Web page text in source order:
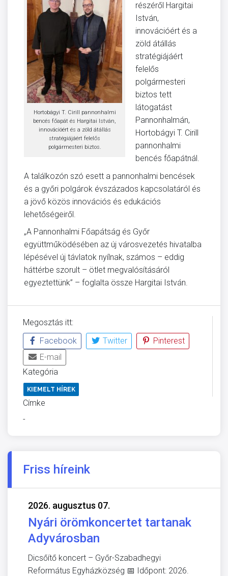
Hortobágyi T. Cirill pannonhalmi
bencés főapát és Hargitai István,
innovációért és a zöld átállás
stratégiájáért felelős
polgármesteri biztos.
részéről Hargitai
István,
innovációért és a
zöld átállás
stratégiájáért
felelős
polgármesteri
biztos tett
látogatást
Pannonhalmán,
Hortobágyi T. Cirill
pannonhalmi
bencés főapátnál.
A találkozón szó esett a pannonhalmi bencések
és a győri polgárok évszázados kapcsolatáról és
a jövő közös innovációs és edukációs
lehetőségeiről.
„A Pannonhalmi Főapátság és Győr
együttműködésében az új városvezetés hivatalba
lépésével új távlatok nyílnak, számos – eddig
háttérbe szorult – ötlet megvalósításáról
egyeztettünk” – foglalta össze Hargitai István.
Megosztás itt:
Facebook
Twitter
Pinterest
E-mail
Kategória
KIEMELT HÍREK
Címke
-
Friss híreink
2026. augusztus 07.
Nyári örömkoncertet tartanak
Adyvárosban
Dicsőítő koncert – Győr-Szabadhegyi
Református Egyházközség 📅 Időpont: 2026.